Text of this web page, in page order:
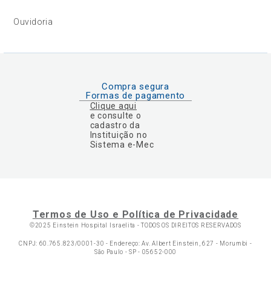
Ouvidoria
Compra segura
Formas de pagamento
Clique aqui
e consulte o
cadastro da
Instituição no
Sistema e-Mec
Termos de Uso e Política de Privacidade
©2025 Einstein Hospital Israelita -TODOS OS DIREITOS RESERVADOS
CNPJ: 60.765.823/0001-30 - Endereço: Av. Albert Einstein, 627 - Morumbi -
São Paulo - SP - 05652-000